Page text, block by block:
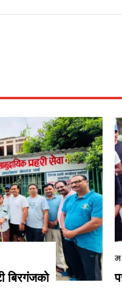
बिरगंजको